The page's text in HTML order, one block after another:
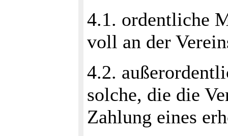
4.1. ordentliche
voll an der
4.2.
solche, die die
Zahlung eines